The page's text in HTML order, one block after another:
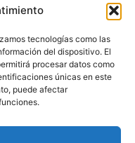
tecnologías como las
del dispositivo. El
procesar datos como
únicas en este
puede afectar
Zamora · NIF